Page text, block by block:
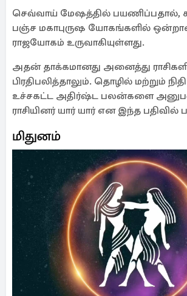
செவ்வாய் மேஷத்தில் பயணிப்பதால்,
பஞ்ச மகாபுருஷ யோகங்களில்
ராஜயோகம் உருவாகியுள்ளது.
அதன் தாக்கமானது அனைத்து
பிரதிபலித்தாலும். தொழில் மற்றும்
உச்சகட்ட அதிர்ஷ்ட பலன்களை
ராசியினர் யார் யார் என இந்த பதிவில்
மிதுனம்